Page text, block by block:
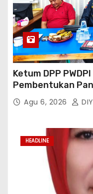
Ketum DPP
Pembentukan
Susunan Dan
Agu 6, 2026
HEADLINE